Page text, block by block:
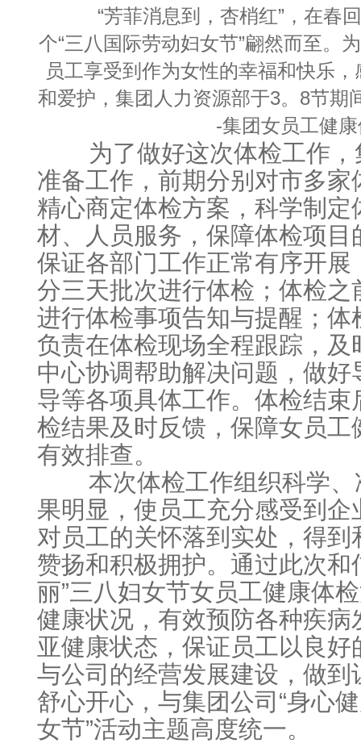
“芳菲消息到，杏梢红”，在春
个“三八国际劳动妇女节”翩然而至。
员工享受到作为女性的幸福和快乐
和爱护，集团人力资源部于3。8节期
-集团女员工健
为了做好这次体检工作，
准备工作，前期分别对市多
精心商定体检方案，科学制
材、人员服务，保障体检项
保证各部门工作正常有序开
分三天批次进行体检；体检
进行体检事项告知与提醒；
负责在体检现场全程跟踪，
中心协调帮助解决问题，做
导等各项具体工作。体检结
检结果及时反馈，保障女员
有效排查。
本次体检工作组织科学、
果明显，使员工充分感受到
对员工的关怀落到实处，得
赞扬和积极拥护。通过此次和
丽”三八妇女节女员工健康体
健康状况，有效预防各种疾
亚健康状态，保证员工以良
与公司的经营发展建设，做
舒心开心，与集团公司“身心
女节”活动主题高度统一。